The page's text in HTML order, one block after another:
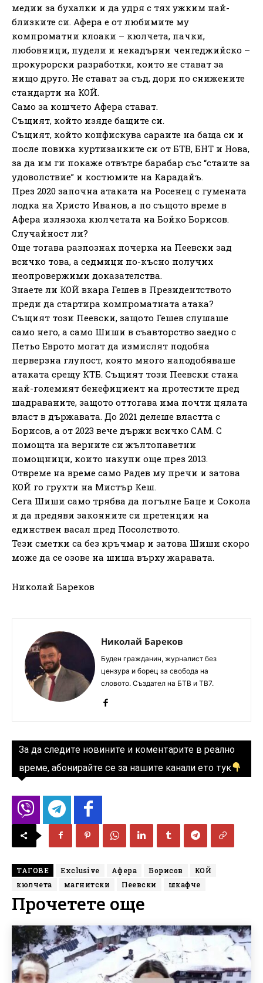
медии за бухалки и да удря с тях ужким най-
близките си. Афера е от любимите му
компроматни клоаки – кюлчета, пачки,
любовници, пудели и некадърни ченгеджийско –
прокурорски разработки, които не стават за
нищо друго. Не стават за съд, дори по снижените
стандарти на КОЙ.
Само за кошчето Афера стават.
Същият, който изяде бащите си.
Същият, който конфискува сараите на баща си и
после повика куртизанките си от БТВ, БНТ и Нова,
за да им ги покаже отвътре барабар със “стаите за
удоволствие” и костюмите на Карадайъ.
През 2020 започна атаката на Росенец с гумената
лодка на Христо Иванов, а по същото време в
Афера излязоха кюлчетата на Бойко Борисов.
Случайност ли?
Още тогава разпознах почерка на Пеевски зад
всичко това, а седмици по-късно получих
неопровержими доказателства.
Знаете ли КОЙ вкара Гешев в Президентството
преди да стартира компроматната атака?
Същият този Пеевски, защото Гешев слушаше
само него, а само Шиши в съавторство заедно с
Петьо Еврото могат да измислят подобна
перверзна глупост, която много наподобяваше
атаката срещу КТБ. Същият този Пеевски стана
най-големият бенефициент на протестите пред
шадраваните, защото оттогава има почти цялата
власт в държавата. До 2021 делеше властта с
Борисов, а от 2023 вече държи всичко САМ. С
помощта на верните си жълтопаветни
помощници, които накупи още през 2013.
Отвреме на време само Радев му пречи и затова
КОЙ го грухти на Мистър Кеш.
Сега Шиши само трябва да погълне Баце и Сокола
и да предяви законните си претенции на
единствен васал пред Посолството.
Тези сметки са без кръчмар и затова Шиши скоро
може да се озове на шиша върху жаравата.
Николай Бареков
Николай Бареков
Буден гражданин, журналист без
цензура и борец за свобода на
словото. Създател на БТВ и ТВ7.
За да следите новините и коментарите в реално
време, абонирайте се за нашите канали ето тук
ТАГОВЕ Exclusive Афера Борисов
КОЙ
кюлчета
магнитски Пеевски шкафче
Прочетете още